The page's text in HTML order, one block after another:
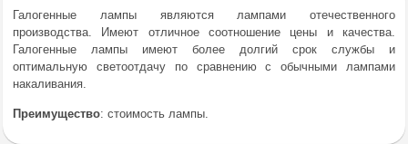
Галогенные лампы являются лампами отечественного
производства. Имеют отличное соотношение цены и качества.
Галогенные лампы имеют более долгий срок службы и
оптимальную светоотдачу по сравнению с обычными лампами
накаливания.
Преимущество: стоимость лампы.